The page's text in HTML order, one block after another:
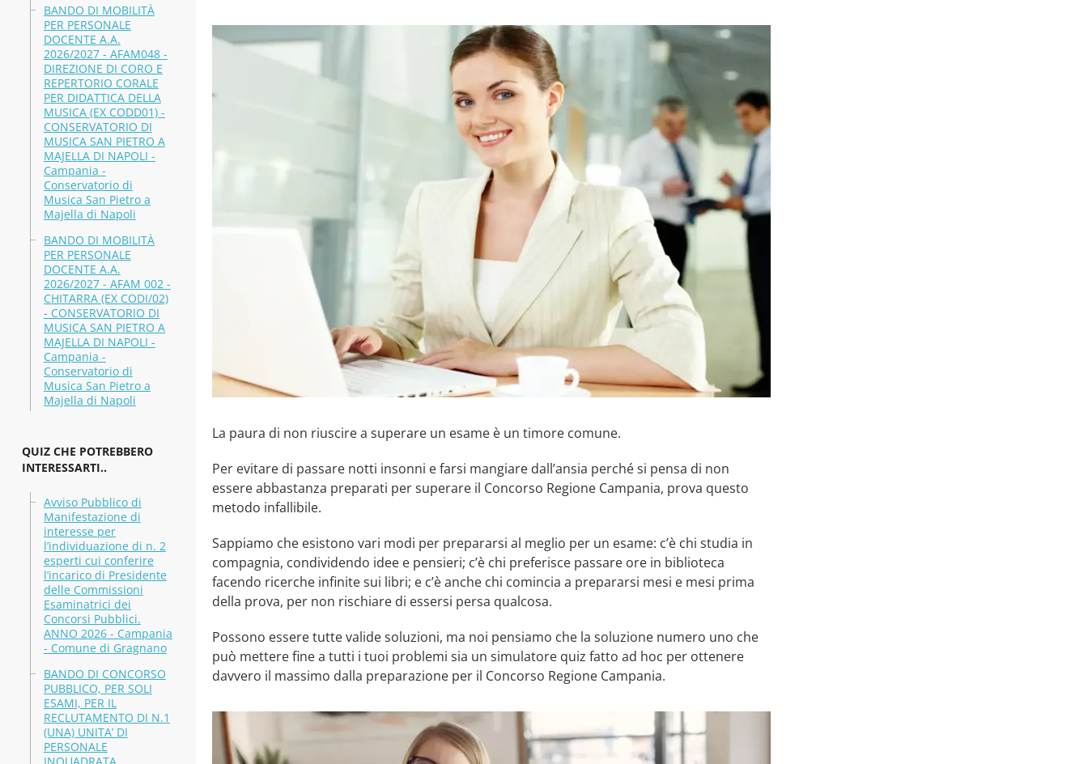
BANDO DI MOBILITÀ
PER PERSONALE
DOCENTE A.A.
2026/2027 - AFAM048 -
DIREZIONE DI CORO E
REPERTORIO CORALE
PER DIDATTICA DELLA
MUSICA (EX CODD01) -
CONSERVATORIO DI
MUSICA SAN PIETRO A
MAJELLA DI NAPOLI -
Campania -
Conservatorio di
Musica San Pietro a
Majella di Napoli
BANDO DI MOBILITÀ
PER PERSONALE
DOCENTE A.A.
2026/2027 - AFAM 002 -
CHITARRA (EX CODI/02)
- CONSERVATORIO DI
MUSICA SAN PIETRO A
MAJELLA DI NAPOLI -
Campania -
Conservatorio di
Musica San Pietro a
Majella di Napoli
QUIZ CHE POTREBBERO
INTERESSARTI..
Avviso Pubblico di
Manifestazione di
interesse per
l’individuazione di n. 2
esperti cui conferire
l’incarico di Presidente
delle Commissioni
Esaminatrici dei
Concorsi Pubblici.
ANNO 2026 - Campania
- Comune di Gragnano
BANDO DI CONCORSO
PUBBLICO, PER SOLI
ESAMI, PER IL
RECLUTAMENTO DI N.1
(UNA) UNITA’ DI
PERSONALE
La paura di non riuscire a superare un esame è un timore comune.
Per evitare di passare notti insonni e farsi mangiare dall’ansia perché si pensa di non
essere abbastanza preparati per superare il Concorso Regione Campania, prova questo
metodo infallibile.
Sappiamo che esistono vari modi per prepararsi al meglio per un esame: c’è chi studia in
compagnia, condividendo idee e pensieri; c’è chi preferisce passare ore in biblioteca
facendo ricerche infinite sui libri; e c’è anche chi comincia a prepararsi mesi e mesi prima
della prova, per non rischiare di essersi persa qualcosa.
Possono essere tutte valide soluzioni, ma noi pensiamo che la soluzione numero uno che
può mettere fine a tutti i tuoi problemi sia un simulatore quiz fatto ad hoc per ottenere
davvero il massimo dalla preparazione per il Concorso Regione Campania.